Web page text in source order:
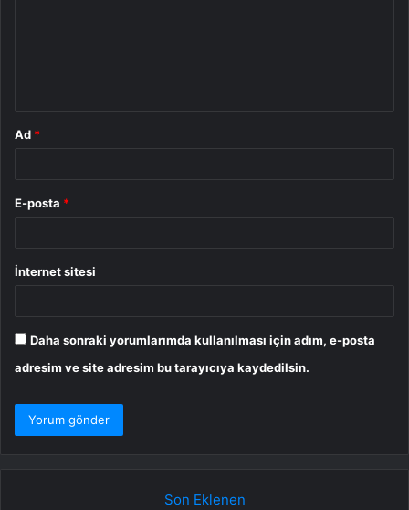
Ad *
E-posta *
İnternet sitesi
Daha sonraki yorumlarımda kullanılması için adım, e-posta
adresim ve site adresim bu tarayıcıya kaydedilsin.
Son Eklenen